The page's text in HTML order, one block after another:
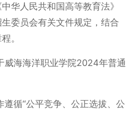
华人民共和国高等教育法》
委员会有关文件规定，结合
。
威海海洋职业学院2024年普通
遵循“公平竞争、公正选拔、公